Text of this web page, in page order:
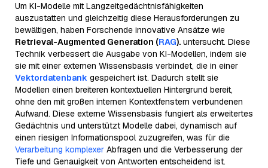
Um KI-Modelle mit Langzeitgedächtnisfähigkeiten
auszustatten und gleichzeitig diese Herausforderungen zu
bewältigen, haben Forschende innovative Ansätze wie
Retrieval-Augmented Generation (RAG). untersucht. Diese
Technik verbessert die Ausgabe von KI-Modellen, indem sie
sie mit einer externen Wissensbasis verbindet, die in einer
Vektordatenbank gespeichert ist. Dadurch stellt sie
Modellen einen breiteren kontextuellen Hintergrund bereit,
ohne den mit großen internen Kontextfenstern verbundenen
Aufwand. Diese externe Wissensbasis fungiert als erweitertes
Gedächtnis und unterstützt Modelle dabei, dynamisch auf
einen riesigen Informationspool zuzugreifen, was für die
Verarbeitung komplexer Abfragen und die Verbesserung der
Tiefe und Genauigkeit von Antworten entscheidend ist.